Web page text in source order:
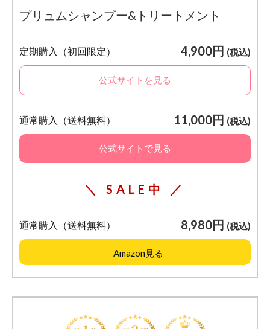
プリュムシャンプー&トリートメント
定期購入（初回限定） 4,900円 (税込)
公式サイトを見る
通常購入（送料無料） 11,000円 (税込)
公式サイトで見る
＼ SALE中 ／
通常購入（送料無料） 8,980円 (税込)
Amazon見る